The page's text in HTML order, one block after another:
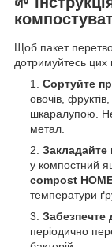
Щоб пакет
дотримуйтесь цих
Сортуйте
овочів,
шкаралупою.
метал.
Закладайте
у компостний
compost
температури
Забезпечте
періодично